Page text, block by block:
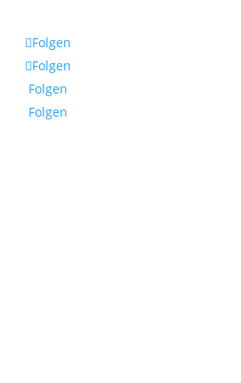
Folgen
Folgen
Folgen
Folgen